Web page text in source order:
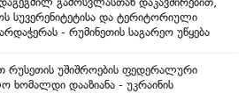
სუვერენიტეტისა და ტერიტორიული
- რუმინეთის საგარეო უწყება
რუსეთის უშიშროების ფედერალური
ხომალდი დააზიანა - უკრაინის